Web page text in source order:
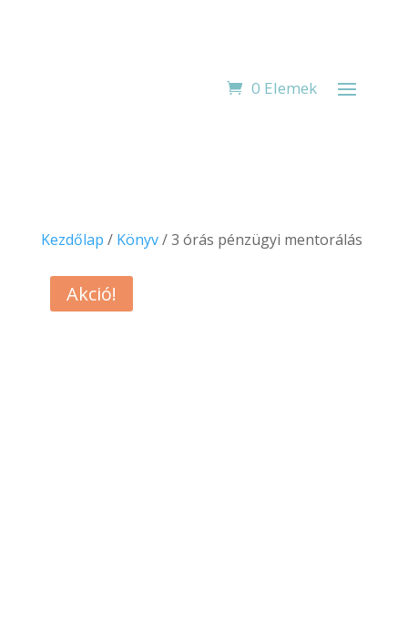
0 Elemek
Kezdőlap / Könyv/ 3 órás pénzügyi mentorálás
Akció!